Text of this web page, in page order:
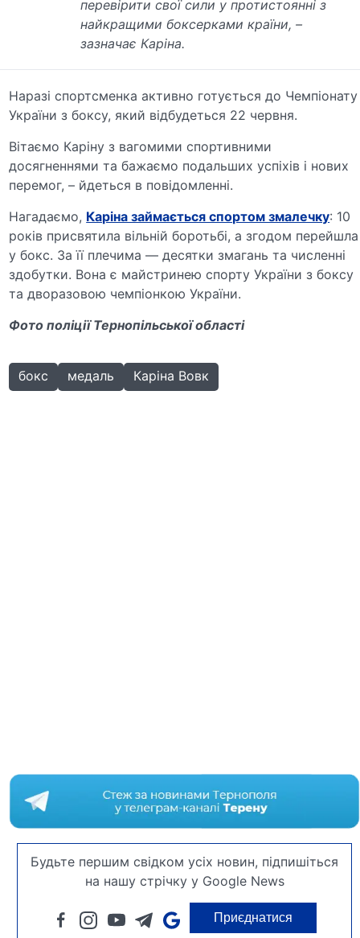
перевірити свої сили у протистоянні з
найкращими боксерками країни, –
зазначає Каріна.
Наразі спортсменка активно готується до Чемпіонату
України з боксу, який відбудеться 22 червня.
Вітаємо Каріну з вагомими спортивними
досягненнями та бажаємо подальших успіхів і нових
перемог, – йдеться в повідомленні.
Нагадаємо, Каріна займається спортом змалечку: 10
років присвятила вільній боротьбі, а згодом перейшла
у бокс. За її плечима — десятки змагань та численні
здобутки. Вона є майстринею спорту України з боксу
та дворазовою чемпіонкою України.
Фото поліції Тернопільської області
бокс медаль Каріна Вовк
Будьте першим свідком усіх новин, підпишіться
на нашу стрічку у Google News
Приєднатися